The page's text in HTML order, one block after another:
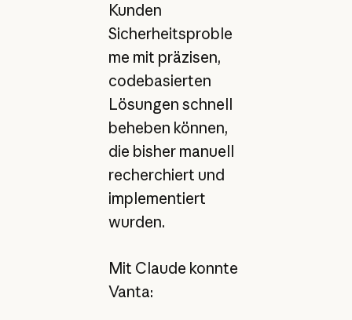
Kunden
Sicherheitsproble
me mit präzisen,
codebasierten
Lösungen schnell
beheben können,
die bisher manuell
recherchiert und
implementiert
wurden.
Mit Claude konnte
Vanta: